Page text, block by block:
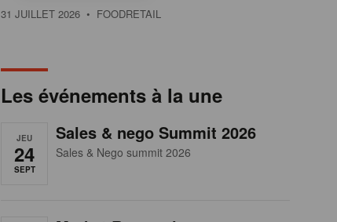
31 JUILLET 2026 • FOODRETAIL
Les événements à la une
JEU
24
SEPT
Sales & nego Summit 2026
Sales & Nego summit 2026